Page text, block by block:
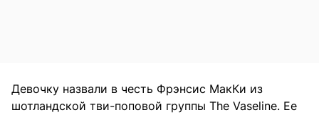
Девочку назвали в честь Фрэнсис МакКи из
шотландской тви-поповой группы The Vaseline. Ее